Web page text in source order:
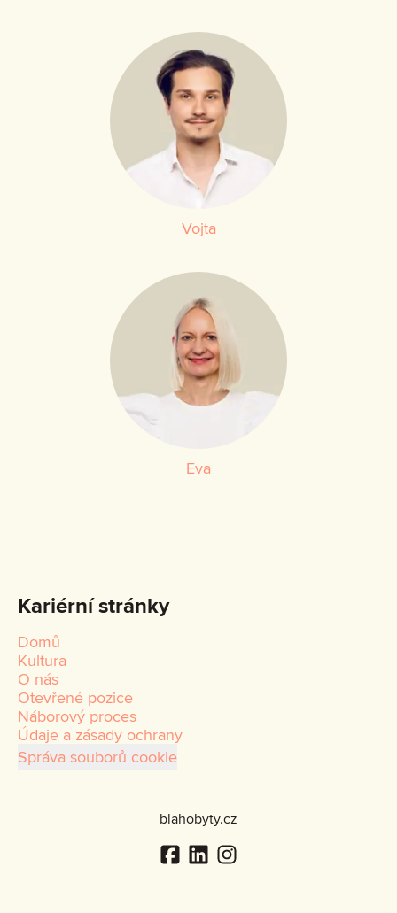
Vojta
Eva
Kariérní stránky
Domů
Kultura
O nás
Otevřené pozice
Náborový proces
Údaje a zásady ochrany
Správa souborů cookie
blahobyty.cz